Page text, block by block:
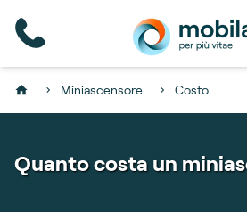
Home Miniascensore Costo
Quanto costa un